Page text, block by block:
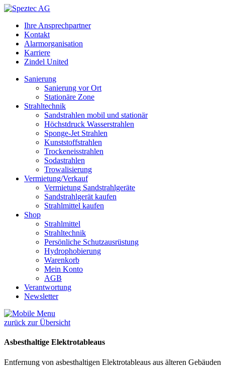
Ihre Ansprechpartner
Kontakt
Alarmorganisation
Karriere
Zindel United
Sanierung
Sanierung vor Ort
Stationäre Zone
Strahltechnik
Sandstrahlen mobil und stationär
Höchstdruck Wasserstrahlen
Sponge-Jet Strahlen
Kunststoffstrahlen
Trockeneisstrahlen
Sodastrahlen
Trowalisierung
Vermietung/Verkauf
Vermietung Sandstrahlgeräte
Sandstrahlgerät kaufen
Strahlmittel kaufen
Shop
Strahlmittel
Strahltechnik
Persönliche Schutzausrüstung
Hydrophobierung
Warenkorb
Mein Konto
AGB
Verantwortung
Newsletter
zurück zur Übersicht
Asbesthaltige Elektrotableaus
Entfernung von asbesthaltigen Elektrotableaus aus älteren Gebäuden